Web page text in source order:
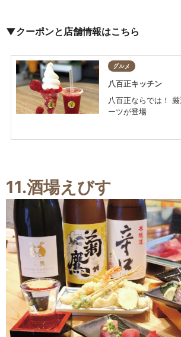
▼クーポンと店舗情報はこちら
グルメ
八百正キッチン
八百正ならでは！
ーツが登場
11.酒場えびす